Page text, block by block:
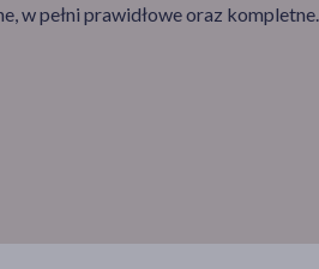
w pełni prawidłowe oraz